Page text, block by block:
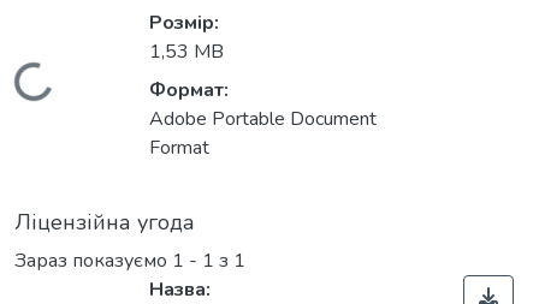
Розмір:
1,53 MB
Формат:
Adobe Portable Document
Format
Ліцензійна угода
Зараз показуємо 1 - 1 з 1
Назва: